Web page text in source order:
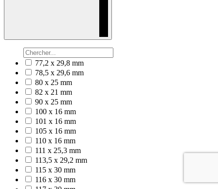
77,2 x 29,8 mm
78,5 x 29,6 mm
80 x 25 mm
82 x 21 mm
90 x 25 mm
100 x 16 mm
101 x 16 mm
105 x 16 mm
110 x 16 mm
111 x 25,3 mm
113,5 x 29,2 mm
115 x 30 mm
116 x 30 mm